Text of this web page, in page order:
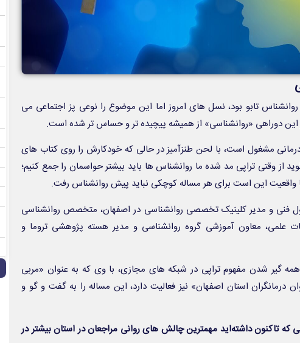
تابو بود، نسل های امروز اما این موضوع را نوعی پز اجتماعی می
این دوراهی «روانشناسی» از همیشه پیچیده تر و حساس تر شده است.
مشغول است، با لحن طنزآمیز در حالی که خودکارش را روی کتاب های
از وقتی تراپی مد شده ما روانشناس ها باید بیشتر حواسمان را جمع کنیم؛
واقعیت این است برای هر مساله کوچکی نباید پیش روانشناس رفت.
و مدیر کلینیک تخصصی روانشناسی در اصفهان، متخصص روانشناسی
علمی، معاون آموزشی گروه روانشناسی و مدیر هسته پژوهشی تروما و
گیر شدن مفهوم تراپی در شبکه های مجازی، با وی که به عنوان «مربی
استان اصفهان» نیز فعالیت دارد، این مساله را به گفت و گو و
تاکنون داشته‌اید مهمترین چالش های روانی مراجعان در استان بیشتر در